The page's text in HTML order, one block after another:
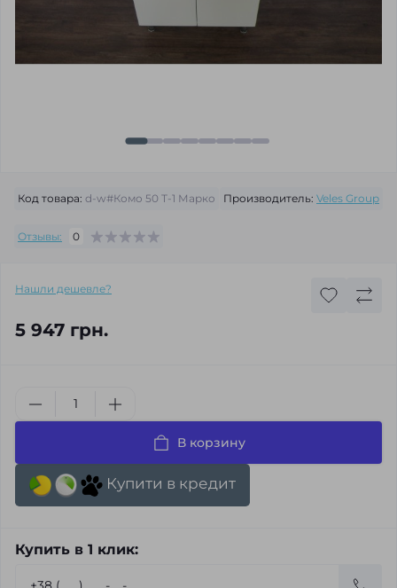
Код товара: d-w#Комо 50 Т-1 Марко Производитель: Veles Group
Отзывы: 0
Нашли дешевле?
5 947 грн.
В корзину
Купити в кредит
Купить в 1 клик: